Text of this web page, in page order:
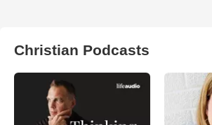
Christian Podcasts